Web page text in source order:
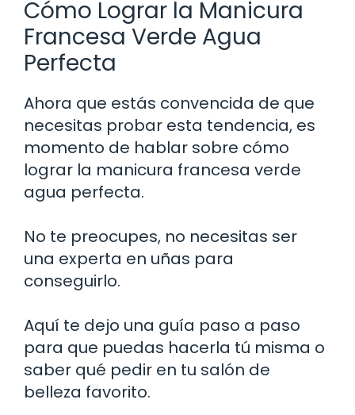
Cómo Lograr la Manicura
Francesa Verde Agua
Perfecta
Ahora que estás convencida de que
necesitas probar esta tendencia, es
momento de hablar sobre cómo
lograr la manicura francesa verde
agua perfecta.
No te preocupes, no necesitas ser
una experta en uñas para
conseguirlo.
Aquí te dejo una guía paso a paso
para que puedas hacerla tú misma o
saber qué pedir en tu salón de
belleza favorito.